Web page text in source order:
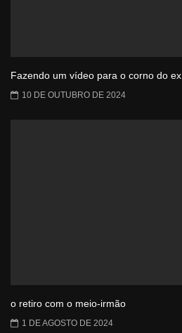
Fazendo um vídeo para o corno do ex
10 DE OUTUBRO DE 2024
o retiro com o meio-irmão
1 DE AGOSTO DE 2024